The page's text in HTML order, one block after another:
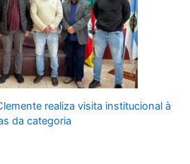
realiza visita institucional à
da categoria